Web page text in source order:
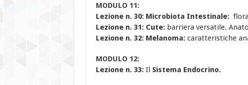
MODULO 11:
Lezione n. 30: Microbiota Intestinale:
Lezione n. 31: Cute:barriera versatile.
Lezione n. 32: Melanoma: caratteristiche
MODULO 12:
Lezione n. 33: Il Sistema Endocrino.